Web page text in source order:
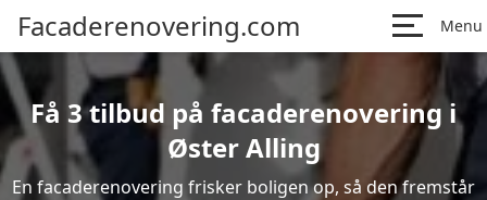
Facaderenovering.com Menu
Få 3 tilbud på facaderenovering i
Øster Alling
En facaderenovering frisker boligen op, så den fremstår